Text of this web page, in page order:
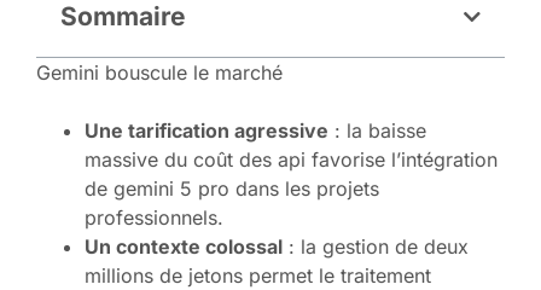
Sommaire
Gemini bouscule le marché
Une tarification agressive : la baisse
massive du coût des api favorise l’intégration
de gemini 5 pro dans les projets
professionnels.
Un contexte colossal : la gestion de deux
millions de jetons permet le traitement